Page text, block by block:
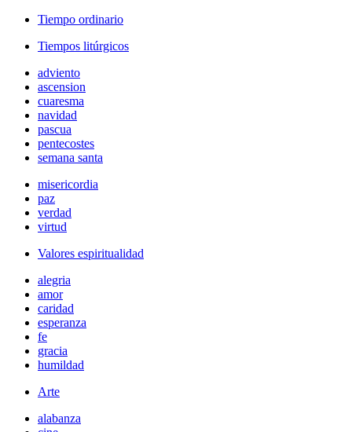
Tiempo ordinario
Tiempos litúrgicos
adviento
ascension
cuaresma
navidad
pascua
pentecostes
semana santa
misericordia
paz
verdad
virtud
Valores espiritualidad
alegria
amor
caridad
esperanza
fe
gracia
humildad
Arte
alabanza